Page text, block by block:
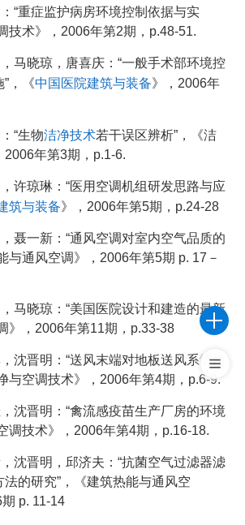
“重症监护病房环境控制依据与实
技术》，2006年第2期，p.48-51.
马晓琼，唐喜庆：“一般手术部环境控
，《中国医院建筑与装备》，2006年
“生物洁净技术若干误区辨析”，《洁
年第3期，p.1-6.
许琼琳：“医用空调机组研发思路与应
筑与装备》，2006年第5期，p.24-28
聂一新：“通风空调对室内空气品质的
与通风空调》，2006年第5期 p. 17－
马晓琼：“美国医院设计和建造的最新
》，2006年第11期，p.33-38
沈晋明：“送风末端对地板送风系统性
与空调技术》，2006年第4期，p.6-9.
沈晋明：“禽流感疫苗生产厂房的环境
调技术》，2006年第4期，p.16-18.
沈晋明，邱济夫：“抗菌空气过滤器滤
的研究”，《建筑热能与通风空
p. 11-14